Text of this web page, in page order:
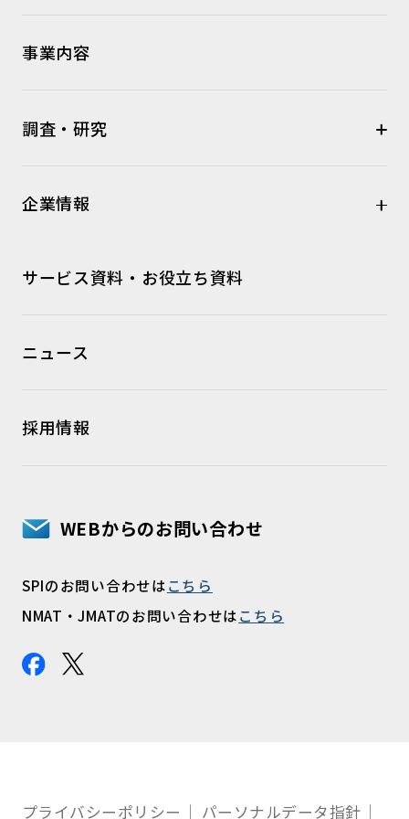
事業内容
調査・研究
企業情報
サービス資料・お役立ち資料
ニュース
採用情報
WEBからのお問い合わせ
SPIのお問い合わせはこちら
NMAT・JMATのお問い合わせはこちら
プライバシーポリシー パーソナルデータ指針